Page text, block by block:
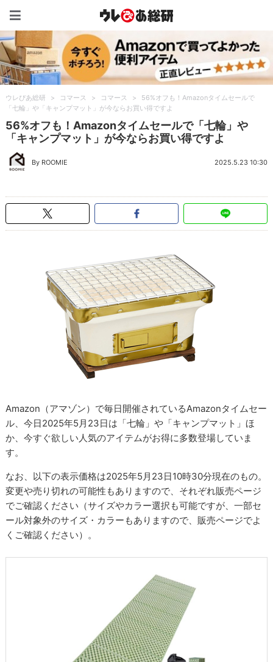
ウレぴあ総研 > コマース > コマース >
56%オフも！Amazonタイムセールで
「七輪」や「キャンプマット」が今ならお買い得ですよ
56%オフも！Amazonタイムセールで「七輪」や
「キャンプマット」が今ならお買い得ですよ
By ROOMIE 2025.5.23 10:30
Amazon（アマゾン）で毎日開催されているAmazonタイムセー
ル、今日2025年5月23日は「七輪」や「キャンプマット」ほ
か、今すぐ欲しい人気のアイテムがお得に多数登場していま
す。
なお、以下の表示価格は2025年5月23日10時30分現在のもの。
変更や売り切れの可能性もありますので、それぞれ販売ページ
でご確認ください（サイズやカラー選択も可能ですが、一部セ
ール対象外のサイズ・カラーもありますので、販売ページでよ
くご確認ください）。